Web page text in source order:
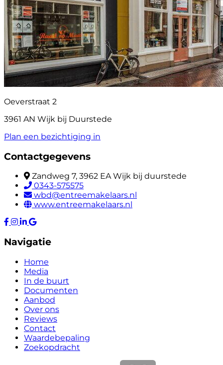
Oeverstraat 2
3961 AN Wijk bij Duurstede
Plan een bezichtiging in
Contactgegevens
Zandweg 7, 3962 EA Wijk bij duurstede
0343-575575
wbd@entreemakelaars.nl
www.entreemakelaars.nl
Navigatie
Home
Media
In de buurt
Documenten
Aanbod
Over ons
Reviews
Contact
Waardebepaling
Zoekopdracht